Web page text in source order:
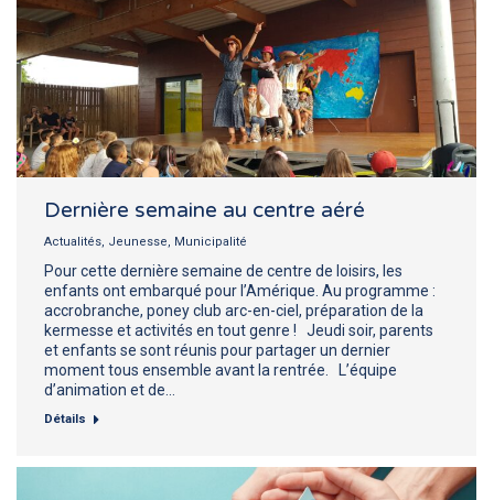
Dernière semaine au centre aéré
Actualités, Jeunesse, Municipalité
Pour cette dernière semaine de centre de loisirs, les
enfants ont embarqué pour l’Amérique. Au programme :
accrobranche, poney club arc-en-ciel, préparation de la
kermesse et activités en tout genre ! Jeudi soir, parents
et enfants se sont réunis pour partager un dernier
moment tous ensemble avant la rentrée. L’équipe
d’animation et de…
Détails